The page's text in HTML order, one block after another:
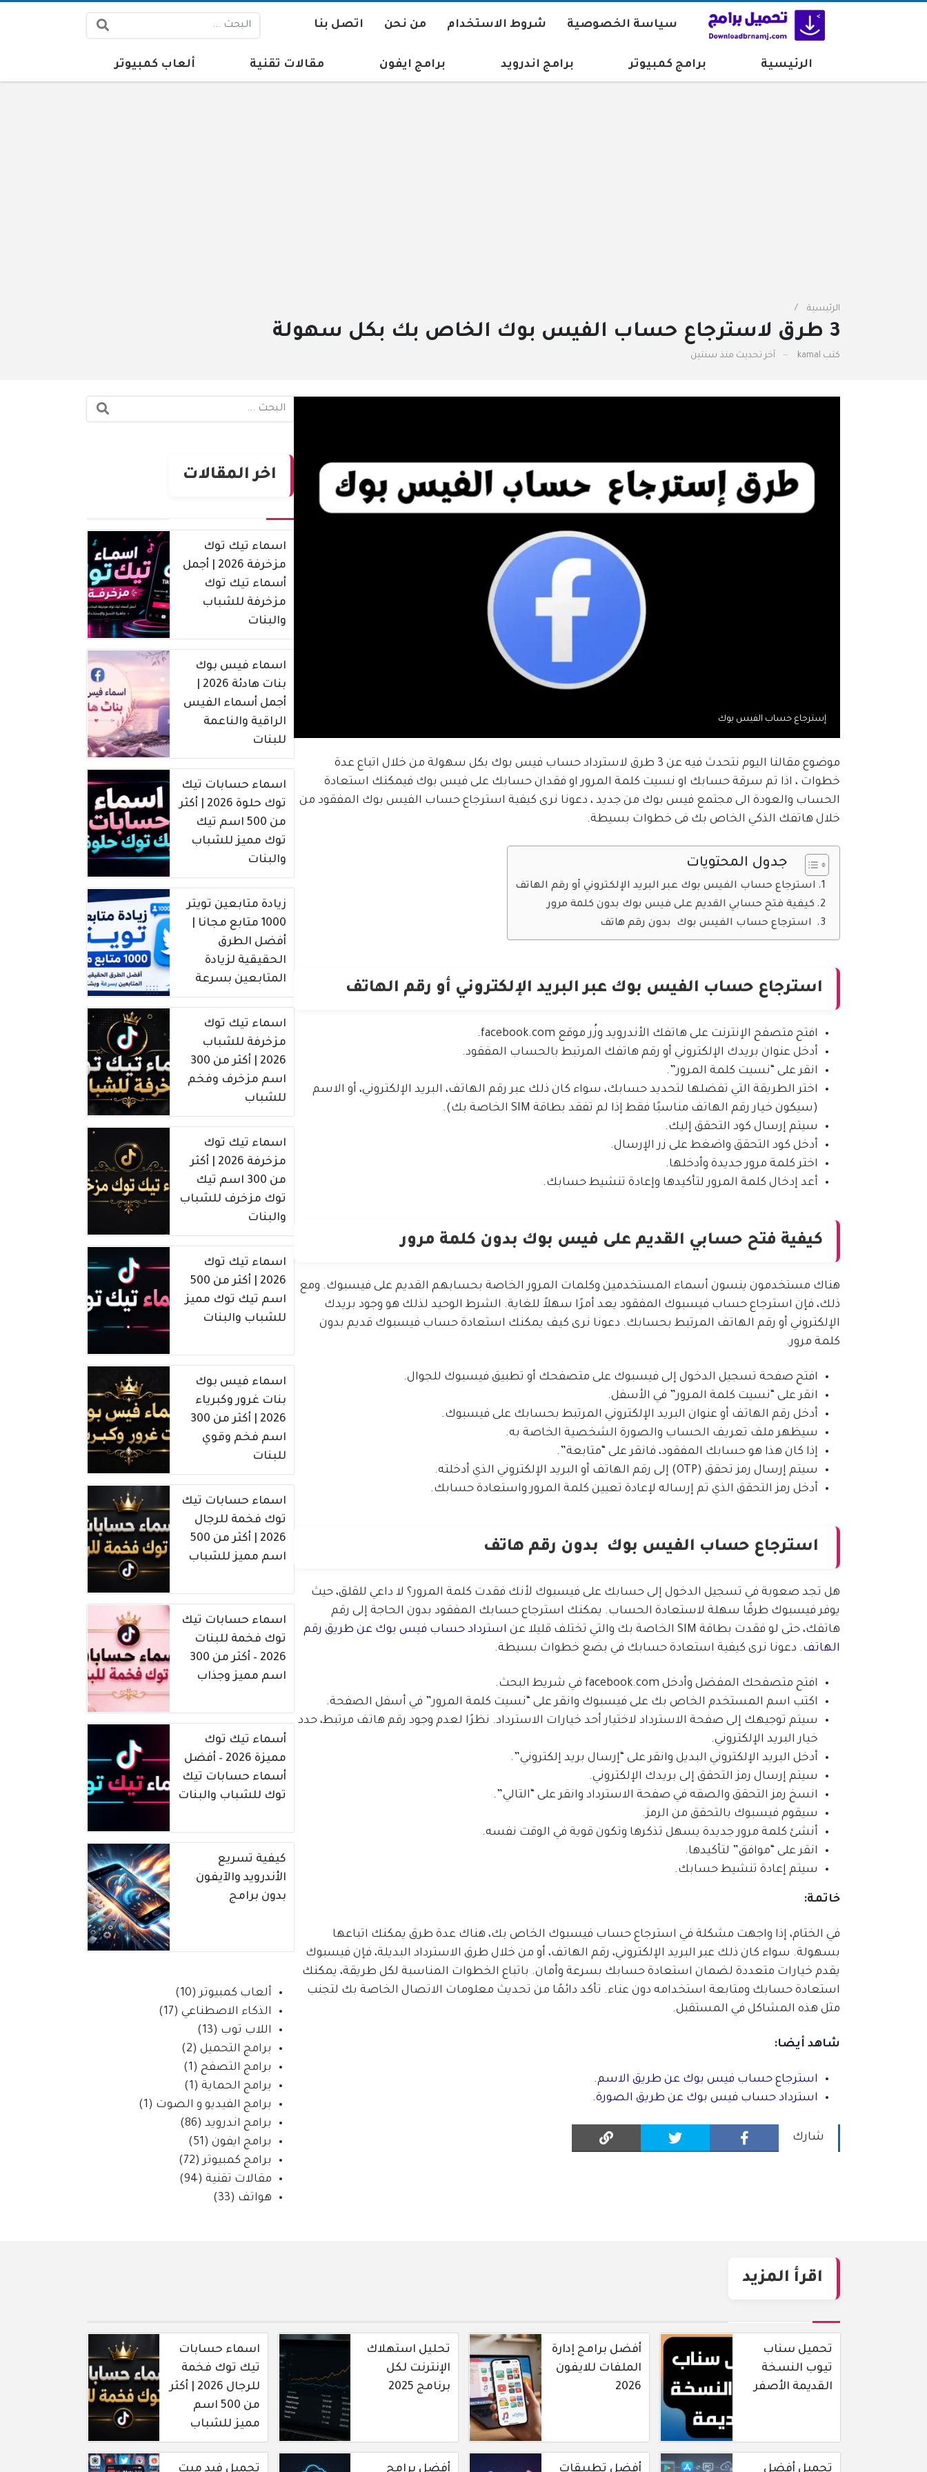
سياسة الخصوصية شروط الاستخدام من نحن اتصل بنا
الرئيسية برامج كمبيوتر برامج اندرويد برامج ايفون مقالات تقنية ألعاب كمبيوتر
الرئيسية
3 طرق لاسترجاع حساب الفيس بوك الخاص بك بكل سهولة
كتب kamal آخر تحديث منذ سنتين
اخر المقالات
اسماء تيك توك
مزخرفة 2026 | أجمل
أسماء تيك توك
مزخرفة للشباب
والبنات
اسماء فيس بوك
أجمل أسماء الفيس
الراقية والناعمة
للبنات
اسماء حسابات تيك
توك حلوة 2026 | أكثر
من 500 اسم تيك
توك مميز للشباب
والبنات
زيادة متابعين تويتر
1000 متابع مجانا |
أفضل الطرق
الحقيقية لزيادة
المتابعين بسرعة
اسماء تيك توك
مزخرفة للشباب
2026 | أكثر من 300
اسم مزخرف وفخم
للشباب
اسماء تيك توك
مزخرفة 2026 | أكثر
من 300 اسم تيك
توك مزخرف للشباب
والبنات
اسماء تيك توك
2026 | أكثر من 500
اسم تيك توك مميز
للشباب والبنات
اسماء فيس بوك
بنات غرور وكبرياء
2026 | أكثر من 300
اسم فخم وقوي
للبنات
اسماء حسابات تيك
توك فخمة للرجال
2026 | أكثر من 500
اسم مميز للشباب
اسماء حسابات تيك
توك فخمة للبنات
2026 – أكثر من 300
اسم مميز وجذاب
أسماء تيك توك
مميزة 2026 – أفضل
أسماء حسابات تيك
توك للشباب والبنات
كيفية تسريع
الأندرويد والآيفون
بدون برامج
ألعاب كمبيوتر(10)
الذكاء الاصطناعي (17)
اللاب توب (13)
برامج التحميل (2)
برامج التصفح (1)
برامج الحماية (1)
برامج الفيديو و الصوت (1)
برامج اندرويد (86)
برامج ايفون (51)
برامج كمبيوتر(72)
مقالات تقنية (94)
هواتف (33)
إسترجاع حساب الفيس بوك
موضوع مقالنا اليوم نتحدث فيه عن 3 طرق لاسترداد حساب فيس بوك بكل سهولة من خلال اتباع عدة
خطوات ، اذا تم سرقة حسابك او نسيت كلمة المرور او فقدان حسابك على فيس بوك فيمكنك استعادة
الحساب والعودة الى مجتمع فيس بوك من جديد ، دعونا نرى كيفية استرجاع حساب الفيس بوك المفقود من
خلال هاتفك الذكي الخاص بك فى خطوات بسيطة.
جدول المحتويات
استرجاع حساب الفيس بوك عبر البريد الإلكتروني أو رقم الهاتف
كيفية فتح حسابي القديم على فيس بوك بدون كلمة مرور
استرجاع حساب الفيس بوك بدون رقم هاتف
استرجاع حساب الفيس بوك عبر البريد الإلكتروني أو رقم الهاتف
افتح متصفح الإنترنت على هاتفك الأندرويد وزُر موقع facebook.com.
أدخل عنوان بريدك الإلكتروني أو رقم هاتفك المرتبط بالحساب المفقود.
انقر على “نسيت كلمة المرور”.
اختر الطريقة التي تفضلها لتحديد حسابك، سواء كان ذلك عبر رقم الهاتف، البريد الإلكتروني، أو الاسم
(سيكون خيار رقم الهاتف مناسبًا فقط إذا لم تفقد بطاقة SIM الخاصة بك).
سيتم إرسال كود التحقق إليك.
أدخل كود التحقق واضغط على زر الإرسال.
اختر كلمة مرور جديدة وأدخلها.
أعد إدخال كلمة المرور لتأكيدها وإعادة تنشيط حسابك.
كيفية فتح حسابي القديم على فيس بوك بدون كلمة مرور
هناك مستخدمون ينسون أسماء المستخدمين وكلمات المرور الخاصة بحسابهم القديم على فيسبوك. ومع
ذلك، فإن استرجاع حساب فيسبوك المفقود يعد أمرًا سهلاً للغاية. الشرط الوحيد لذلك هو وجود بريدك
الإلكتروني أو رقم الهاتف المرتبط بحسابك. دعونا نرى كيف يمكنك استعادة حساب فيسبوك قديم بدون
كلمة مرور.
افتح صفحة تسجيل الدخول إلى فيسبوك على متصفحك أو تطبيق فيسبوك للجوال.
انقر على “نسيت كلمة المرور” في الأسفل.
أدخل رقم الهاتف أو عنوان البريد الإلكتروني المرتبط بحسابك على فيسبوك.
سيظهر ملف تعريف الحساب والصورة الشخصية الخاصة به.
إذا كان هذا هو حسابك المفقود، فانقر على “متابعة”.
سيتم إرسال رمز تحقق (OTP) إلى رقم الهاتف أو البريد الإلكتروني الذي أدخلته.
أدخل رمز التحقق الذي تم إرساله لإعادة تعيين كلمة المرور واستعادة حسابك.
استرجاع حساب الفيس بوك بدون رقم هاتف
هل تجد صعوبة في تسجيل الدخول إلى حسابك على فيسبوك لأنك فقدت كلمة المرور؟ لا داعي للقلق، حيث
يوفر فيسبوك طرقًا سهلة لاستعادة الحساب. يمكنك استرجاع حسابك المفقود بدون الحاجة إلى رقم
هاتفك، حتى لو فقدت بطاقة SIM الخاصة بك والتي تختلف قليلا عن
استرداد حساب فيس بوك عن طريق رقم
الهاتف. دعونا نرى كيفية استعادة حسابك في بضع خطوات بسيطة.
افتح متصفحك المفضل وأدخل facebook.com في شريط البحث.
اكتب اسم المستخدم الخاص بك على فيسبوك وانقر على “نسيت كلمة المرور” في أسفل الصفحة.
سيتم توجيهك إلى صفحة الاسترداد لاختيار أحد خيارات الاسترداد. نظرًا لعدم وجود رقم هاتف مرتبط، حدد
خيار البريد الإلكتروني.
أدخل البريد الإلكتروني البديل وانقر على “إرسال بريد إلكتروني”.
سيتم إرسال رمز التحقق إلى بريدك الإلكتروني.
انسخ رمز التحقق والصقه في صفحة الاسترداد وانقر على “التالي”.
سيقوم فيسبوك بالتحقق من الرمز.
أنشئ كلمة مرور جديدة يسهل تذكرها وتكون قوية في الوقت نفسه.
انقر على “موافق” لتأكيدها.
سيتم إعادة تنشيط حسابك.
خاتمة:
في الختام، إذا واجهت مشكلة في استرجاع حساب فيسبوك الخاص بك، هناك عدة طرق يمكنك اتباعها
بسهولة. سواء كان ذلك عبر البريد الإلكتروني، رقم الهاتف، أو من خلال طرق الاسترداد البديلة، فإن فيسبوك
يقدم خيارات متعددة لضمان استعادة حسابك بسرعة وأمان. باتباع الخطوات المناسبة لكل طريقة، يمكنك
استعادة حسابك ومتابعة استخدامه دون عناء. تأكد دائمًا من تحديث معلومات الاتصال الخاصة بك لتجنب
مثل هذه المشاكل في المستقبل.
شاهد أيضا:
استرجاع حساب فيس بوك عن طريق الاسم.
استرداد حساب فيس بوك عن طريق الصورة.
شارك
اقرأ المزيد
تحميل سناب
تيوب النسخة
القديمة الأصفر
أفضل برامج إدارة
الملفات للايفون
2026
تحليل استهلاك
الإنترنت لكل
برنامج 2025
اسماء حسابات
تيك توك فخمة
للرجال 2026 | أكثر
من 500 اسم
مميز للشباب
تحميل أفضل أفضل تطبيقات أفضل برامج تحميل فيد ميت